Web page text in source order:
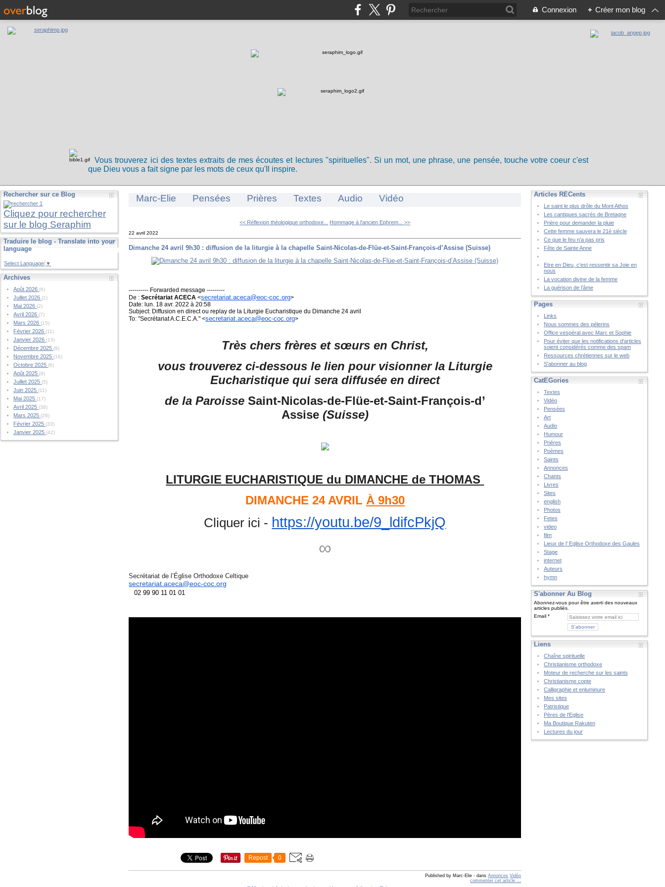
Connexion + Créer mon blog
Vous trouverez ici des textes extraits de mes écoutes et lectures "spirituelles". Si un mot, une phrase, une pensée, touche votre coeur c'est
que Dieu vous a fait signe par les mots de ceux qu'Il inspire.
Rechercher sur ce Blog
Cliquez pour rechercher
sur le blog Seraphim
Traduire le blog - Translate into your
language
Select Language ▼
Archives
Août 2026(6)
Juillet 2026(1)
Mai 2026(2)
Avril 2026(7)
Mars 2026(15)
Février 2026(11)
Janvier 2026(15)
Décembre 2025(9)
Novembre 2025(16)
Octobre 2025(6)
Août 2025(9)
Juillet 2025(5)
Juin 2025(11)
Mai 2025(17)
Avril 2025(38)
Mars 2025(28)
Février 2025(33)
Janvier 2025(42)
Marc-Elie Pensées Prières Textes Audio Vidéo
<< Réflexion théologique orthodoxe... Hommage à l'ancien Ephrem... >>
22 avril 2022
Dimanche 24 avril 9h30 : diffusion de la liturgie à la chapelle Saint-Nicolas-de-Flüe-et-Saint-François-d’Assise (Suisse)
---------- Forwarded message ---------
De :Secrétariat ACECA <secretariat.aceca@eoc-coc.org>
Date: lun. 18 avr. 2022 à 20:58
Subject: Diffusion en direct ou replay de la Liturgie Eucharistique du Dimanche 24 avril
To: "Secrétariat A.C.E.C.A." <secretariat.aceca@eoc-coc.org>
Très chers frères et sœurs en Christ,
vous trouverez ci-dessous le lien pour visionnerla Liturgie
Eucharistique qui sera diffusée en direct
de la Paroisse Saint-Nicolas-de-Flüe-et-Saint-François-d’
Assise(Suisse)
LITURGIE EUCHARISTIQUE du DIMANCHE de THOMAS
DIMANCHE 24 AVRIL À 9h30
Cliquer ici - https://youtu.be/9_ldifcPkjQ
∞
Secrétariat de l’Église Orthodoxe Celtique
secretariat.aceca@eoc-coc.org
02 99 90 11 01 01
Repost 0
Published by Marc-Elie - dansAnnonces Vidéo
commenter cet article
Articles RÉCents
Le saint le plus drôle du Mont Athos
Les cantiques sacrés de Bretagne
Prière pour demander la pluie
Cette femme sauvera le 21è siècle
Ce que le feu n’a pas pris
Fête de Sainte Anne
Etre en Dieu, c'est ressentir sa Joie en
nous
La vocation divine de la femme
La guérison de l’âme
Pages
Links
Nous sommes des pélerins
Office vespéral avec Marc et Sophie
Pour éviter que les notifications d'articles
soient considérés comme des spam
Ressources chrétiennes sur le web
S'abonner au blog
CatÉGories
Textes
Vidéo
Pensées
Art
Audio
Humour
Prières
Poèmes
Saints
Annonces
Chants
Livres
Sites
english
Photos
Fetes
video
film
Lieux de l' Eglise Orthodoxe des Gaules
Stage
internet
Auteurs
hymn
S'abonner Au Blog
Abonnez-vous pour être averti des nouveaux
articles publiés.
Email
Liens
Chaîne spirituelle
Christianisme orthodoxe
Moteur de recherche sur les saints
Christianisme copte
Calligraphie et enluminure
Mes sites
Patristique
Pères de l'Eglise
Ma Boutique Rakuten
Lectures du jour